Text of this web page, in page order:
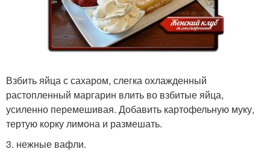
Взбить яйца с сахаром, слегка охлажденный
растопленный маргарин влить во взбитые яйца,
усиленно перемешивая. Добавить картофельную муку,
тертую корку лимона и размешать.
3. нежные вафли.